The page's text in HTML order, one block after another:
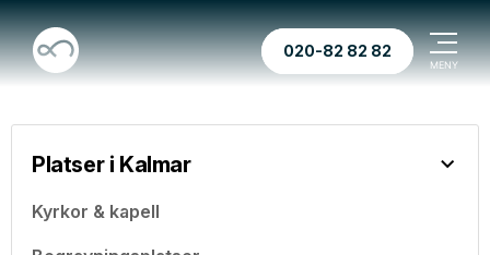
020-82 82 82
Platser i Kalmar
Kyrkor & kapell